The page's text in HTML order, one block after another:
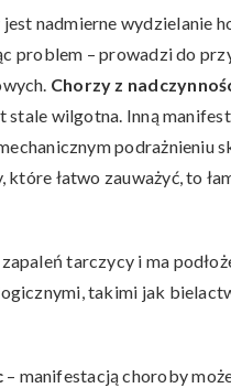
nadmierne wydzielanie
problem – prowadzi do
Chorzy z
stale wilgotna. Inną
podrażnieniu
łatwo zauważyć, to
tarczycy i ma
takimi jak
– manifestacją choroby